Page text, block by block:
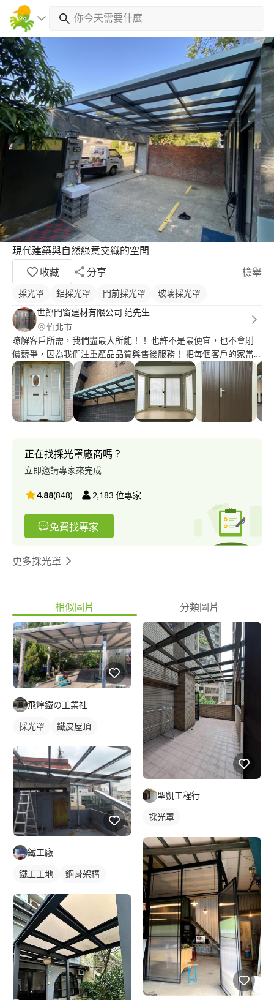
現代建築與自然綠意交織的空間
收藏
分享 檢舉
採光罩 鋁採光罩 門前採光罩
玻璃採光罩
世鄮門窗建材有限公司 范先生
竹北市
瞭解客戶所需，我們盡最大所能！！ 也許不是最便宜，也不會削
價競爭，因為我們注重產品品質與售後服務！ 把每個客戶的家當
成自己的家，注意每個細節與品質，給客戶最滿意的服務。 項
目：鋁門窗、氣密窗、藝術大門、玻璃屋、乾式施工包框大門、乾
式施工包框窗、防盜窗、換紗窗、換鎖、門弓器各式鋁門窗服務歡
迎私訊討論！
正在找採光罩廠商嗎？
立即邀請專家來完成
4.88(848) 2,183 位專家
免費找專家
更多採光罩
相似圖片 分類圖片
飛煌鐵の工業社
採光罩 鐵皮屋頂
鐵工廠
鐵工工地 鋼骨架構
聖凱工程行
採光罩